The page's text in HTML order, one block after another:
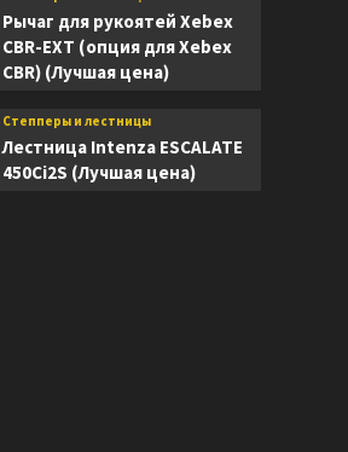
Рычаг для рукоятей Xebex
CBR-EXT (опция для Xebex
CBR) (Лучшая цена)
Степперы и лестницы
Лестница Intenza ESCALATE
450Ci2S (Лучшая цена)